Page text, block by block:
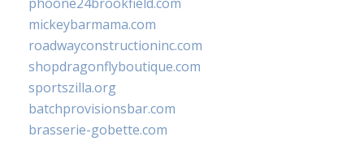
mickeybarmama.com
roadwayconstructioninc.com
shopdragonflyboutique.com
sportszilla.org
batchprovisionsbar.com
brasserie-gobette.com